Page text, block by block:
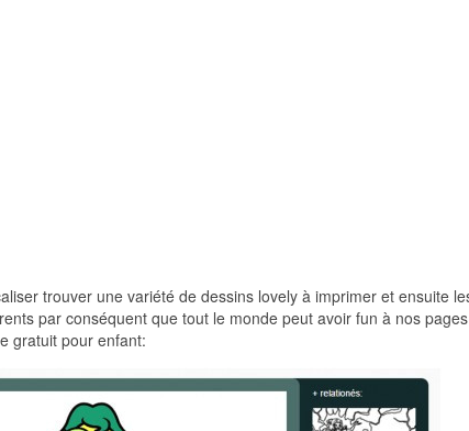
trouver une variété de dessins lovely à imprimer et ensuite
par conséquent que tout le monde peut avoir fun à nos
gratuit pour enfant: